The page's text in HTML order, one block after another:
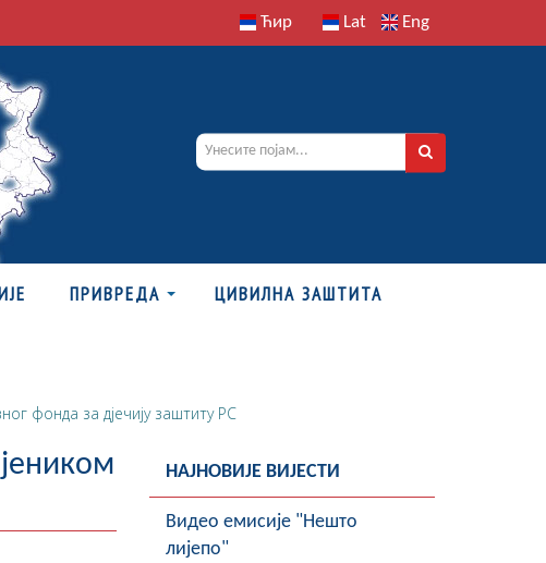
Ћир Lat Eng
ПРИВРЕДА ЦИВИЛНА ЗАШТИТА
фонда за дјечију заштиту РС
НАЈНОВИЈЕ ВИЈЕСТИ
Видео емисије "Нешто
лијепо"